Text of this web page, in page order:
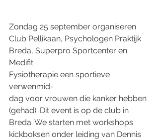
Zondag 25 september organiseren
Club Pellikaan, Psychologen Praktijk
Breda, Superpro Sportcenter en
Medifit
Fysiotherapie een sportieve
verwenmid-
dag voor vrouwen die kanker hebben
(gehad). Dit event is op de club in
Breda. We starten met workshops
kickboksen onder leiding van Dennis